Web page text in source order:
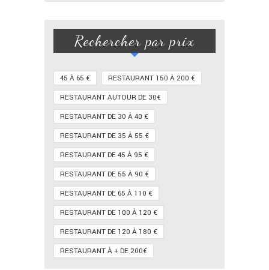
Rechercher par prix
45 À 65 €
RESTAURANT 150 À 200 €
RESTAURANT AUTOUR DE 30€
RESTAURANT DE 30 À 40 €
RESTAURANT DE 35 À 55 €
RESTAURANT DE 45 À 95 €
RESTAURANT DE 55 À 90 €
RESTAURANT DE 65 À 110 €
RESTAURANT DE 100 À 120 €
RESTAURANT DE 120 À 180 €
RESTAURANT À + DE 200€